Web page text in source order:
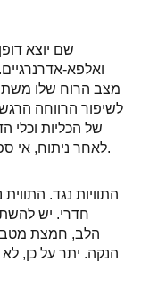
שם יוצא
ואלפא-
מצב הרוח שלו
לשיפור הרווחה
של הכליות וכלי
לאחר ניתוח, אי ספיקת לב וכלי דם, לחץ דם עורקי והרעלה.
התוויות נגד.
חדרי. יש
הלב, חמצת
הנקה. יתר על כן,